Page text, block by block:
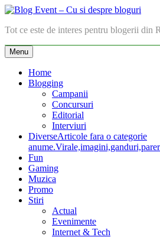
Skip
content
Blog Event – Cu si despre bloguri
Tot ce este de interes pentru blogerii din
Menu
Home
Blogging
Campanii
Concursuri
Editorial
Interviuri
DiverseArticole fara o categorie
Fun
Gaming
Muzica
Promo
Stiri
Actual
Evenimente
Internet & Tech